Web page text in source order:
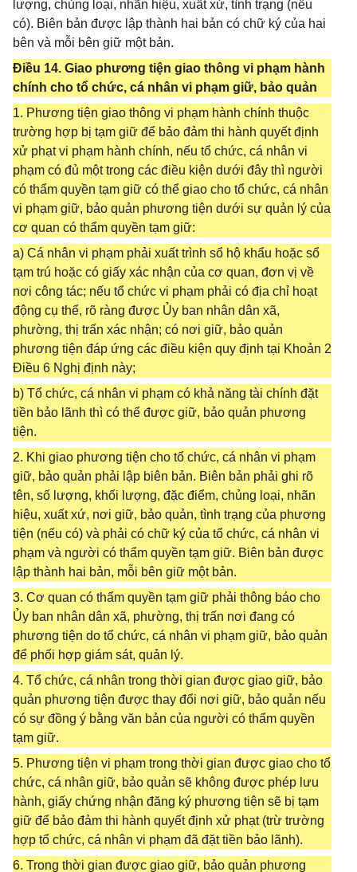
lượng, chủng loại, nhãn hiệu, xuất xứ, tình trạng (nếu
có). Biên bản được lập thành hai bản có chữ ký của hai
bên và mỗi bên giữ một bản.
Điều 14. Giao phương tiện giao thông vi phạm hành
chính cho tổ chức, cá nhân vi phạm giữ, bảo quản
1. Phương tiện giao thông vi phạm hành chính thuộc
trường hợp bị tạm giữ để bảo đảm thi hành quyết định
xử phạt vi phạm hành chính, nếu tổ chức, cá nhân vi
phạm có đủ một trong các điều kiện dưới đây thì người
có thẩm quyền tạm giữ có thể giao cho tổ chức, cá nhân
vi phạm giữ, bảo quản phương tiện dưới sự quản lý của
cơ quan có thẩm quyền tạm giữ:
a) Cá nhân vi phạm phải xuất trình sổ hộ khẩu hoặc sổ
tạm trú hoặc có giấy xác nhận của cơ quan, đơn vị về
nơi công tác; nếu tổ chức vi phạm phải có địa chỉ hoạt
động cụ thể, rõ ràng được Ủy ban nhân dân xã,
phường, thị trấn xác nhận; có nơi giữ, bảo quản
phương tiện đáp ứng các điều kiện quy định tại Khoản 2
Điều 6 Nghị định này;
b) Tổ chức, cá nhân vi phạm có khả năng tài chính đặt
tiền bảo lãnh thì có thể được giữ, bảo quản phương
tiện.
2. Khi giao phương tiện cho tổ chức, cá nhân vi phạm
giữ, bảo quản phải lập biên bản. Biên bản phải ghi rõ
tên, số lượng, khối lượng, đặc điểm, chủng loại, nhãn
hiệu, xuất xứ, nơi giữ, bảo quản, tình trạng của phương
tiện (nếu có) và phải có chữ ký của tổ chức, cá nhân vi
phạm và người có thẩm quyền tạm giữ. Biên bản được
lập thành hai bản, mỗi bên giữ một bản.
3. Cơ quan có thẩm quyền tạm giữ phải thông báo cho
Ủy ban nhân dân xã, phường, thị trấn nơi đang có
phương tiện do tổ chức, cá nhân vi phạm giữ, bảo quản
để phối hợp giám sát, quản lý.
4. Tổ chức, cá nhân trong thời gian được giao giữ, bảo
quản phương tiện được thay đổi nơi giữ, bảo quản nếu
có sự đồng ý bằng văn bản của người có thẩm quyền
tạm giữ.
5. Phương tiện vi phạm trong thời gian được giao cho tổ
chức, cá nhân giữ, bảo quản sẽ không được phép lưu
hành, giấy chứng nhận đăng ký phương tiện sẽ bị tạm
giữ để bảo đảm thi hành quyết định xử phạt (trừ trường
hợp tổ chức, cá nhân vi phạm đã đặt tiền bảo lãnh).
6. Trong thời gian được giao giữ, bảo quản phương